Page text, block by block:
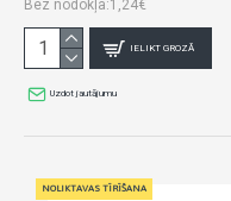
Bez nodokļa:1,24€
IELIKT GROZĀ
Uzdot jautājumu
NOLIKTAVAS TĪRĪŠANA
NOLIKTAVAS TĪRĪŠANA